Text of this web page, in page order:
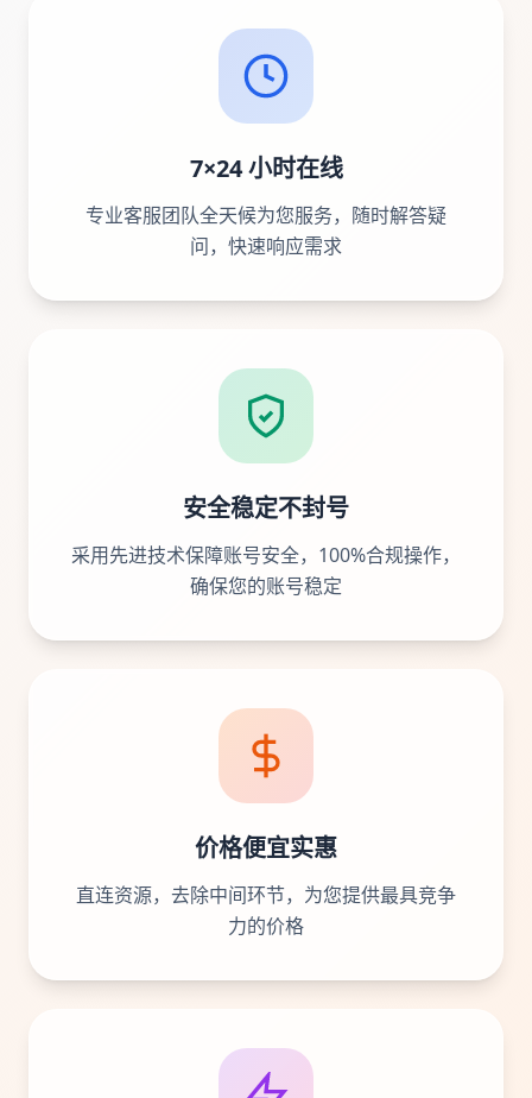
7×24 小时在线
专业客服团队全天候为您服务，随时解答疑
问，快速响应需求
安全稳定不封号
采用先进技术保障账号安全，100%合规操作，
确保您的账号稳定
价格便宜实惠
直连资源，去除中间环节，为您提供最具竞争
力的价格